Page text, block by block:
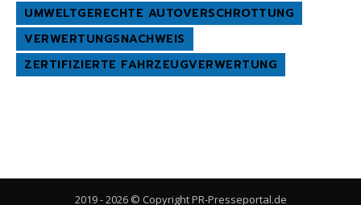
UMWELTGERECHTE AUTOVERSCHROTTUNG
VERWERTUNGSNACHWEIS
ZERTIFIZIERTE FAHRZEUGVERWERTUNG
2019 - 2026 © Copyright PR-Presseportal.de